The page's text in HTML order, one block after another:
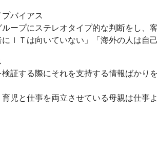
バイアス
ープにステレオタイプ的な判断をし、
ＩＴは向いていない」「海外の人は自
証する際にそれを支持する情報ばかり
児と仕事を両立させている母親は仕事